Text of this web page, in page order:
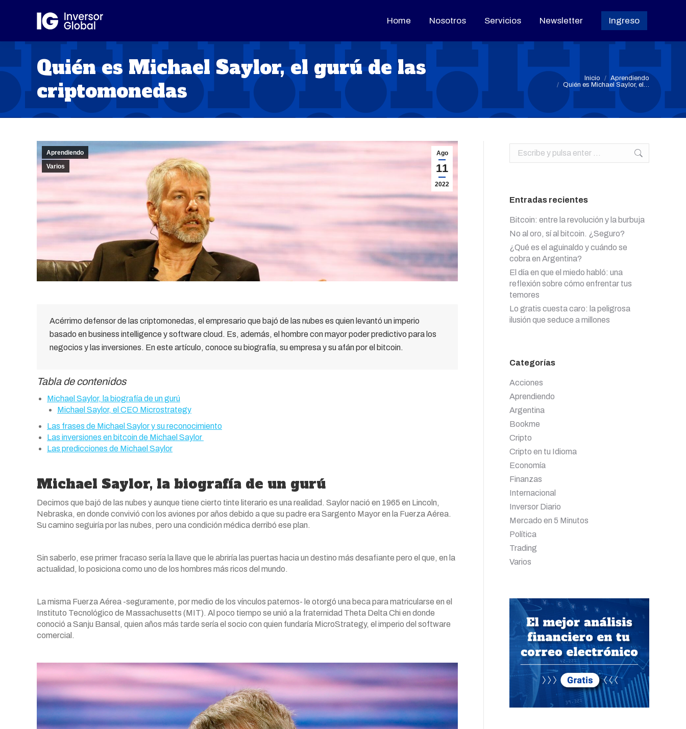
Home Nosotros Servicios Newsletter Ingreso
Quién es Michael Saylor, el gurú de las
criptomonedas
Estás aquí: Inicio
Aprendiendo
Quién es Michael Saylor, el…
Ago
11
2022
Aprendiendo
Varios
Acérrimo defensor de las criptomonedas, el empresario que bajó de las nubes es quien levantó un imperio
basado en business intelligence y software cloud. Es, además, el hombre con mayor poder predictivo para los
negocios y las inversiones. En este artículo, conoce su biografía, su empresa y su afán por el bitcoin.
Tabla de contenidos
Michael Saylor, la biografía de un gurú
Michael Saylor, el CEO Microstrategy
Las frases de Michael Saylor y su reconocimiento
Las inversiones en bitcoin de Michael Saylor
Las predicciones de Michael Saylor
Michael Saylor, la biografía de un gurú
Decimos que bajó de las nubes y aunque tiene cierto tinte literario es una realidad. Saylor nació en 1965 en Lincoln,
Nebraska, en donde convivió con los aviones por años debido a que su padre era Sargento Mayor en la Fuerza Aérea.
Su camino seguiría por las nubes, pero una condición médica derribó ese plan.
Sin saberlo, ese primer fracaso sería la llave que le abriría las puertas hacia un destino más desafiante pero el que, en la
actualidad, lo posiciona como uno de los hombres más ricos del mundo.
La misma Fuerza Aérea -seguramente, por medio de los vínculos paternos- le otorgó una beca para matricularse en el
Instituto Tecnológico de Massachusetts (MIT). Al poco tiempo se unió a la fraternidad Theta Delta Chi en donde
conoció a Sanju Bansal, quien años más tarde sería el socio con quien fundaría MicroStrategy, el imperio del software
comercial.
Buscar:
Entradas recientes
Bitcoin: entre la revolución y la burbuja
No al oro, sí al bitcoin. ¿Seguro?
¿Qué es el aguinaldo y cuándo se
cobra en Argentina?
El día en que el miedo habló: una
reflexión sobre cómo enfrentar tus
temores
Lo gratis cuesta caro: la peligrosa
ilusión que seduce a millones
Categorías
Acciones
Aprendiendo
Argentina
Bookme
Cripto
Cripto en tu Idioma
Economía
Finanzas
Internacional
Inversor Diario
Mercado en 5 Minutos
Política
Trading
Varios
Home Nosotros Servicios Newsletter Ingreso